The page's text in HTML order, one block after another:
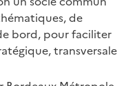
de
bord, pour faciliter
transversale